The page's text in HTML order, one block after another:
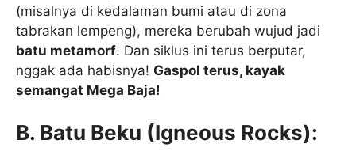
(misalnya di kedalaman bumi atau di zona
tabrakan lempeng), mereka berubah wujud jadi
batu metamorf. Dan siklus ini terus berputar,
nggak ada habisnya! Gaspol terus, kayak
semangat Mega Baja!
B. Batu Beku (Igneous Rocks):